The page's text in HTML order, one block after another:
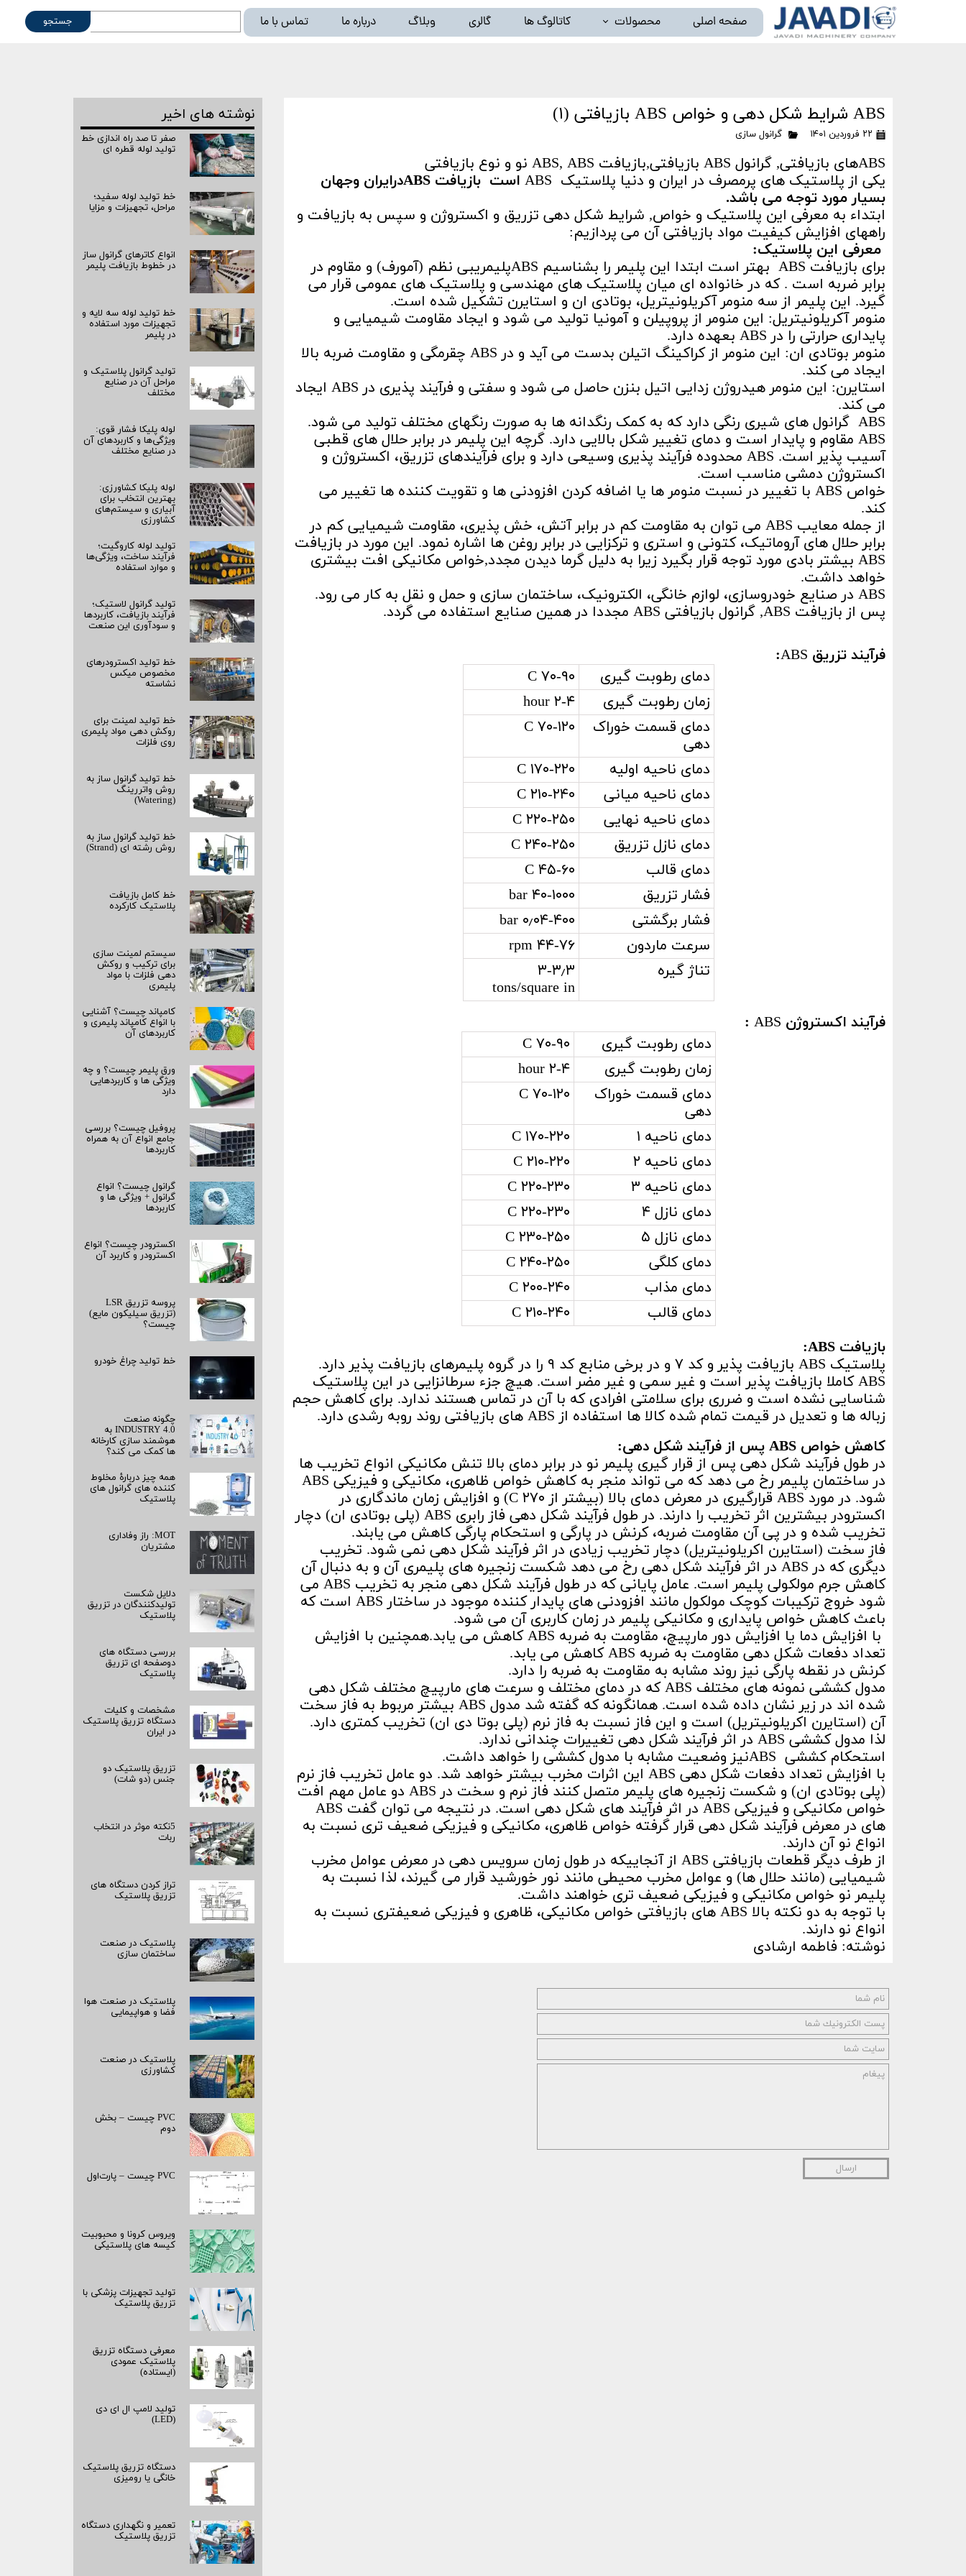
صفحه اصلی محصولات
خط شستشوی نایلون و تجهیزات وابسته
سیلندر و مارپیچ اکسترودر
سایر محصولات ( توقف تولید )
کاتالوگ ها گالری وبلاگ درباره ما تماس با ما جستجو
ABS شرایط شکل دهی و خواص ABS بازیافتی (۱)
۲۲ فروردین ۱۴۰۱ گرانول سازی
ABSهای بازیافتی, گرانول ABS بازیافتی,بازیافت ABS, ABS نو و نوع بازیافتی
یکی از پلاستیک های پرمصرف در ایران و دنیا پلاستیک ABS
است بازیافت ABSدرایران وجهان
بسیار مورد توجه می باشد.
ابتداء به معرفی این پلاستیک و خواص, شرایط شکل دهی تزریق و اکستروژن و سپس به بازیافت و
راههای افزایش کیفیت مواد بازیافتی آن می پردازیم:
معرفی این پلاستیک:
برای بازیافت ABS بهتر است ابتدا این پلیمر را بشناسیم ABSپلیمریبی نظم (آمورف) و مقاوم در
برابر ضربه است . که در خانواده ای میان پلاستیک های مهندسی و پلاستیک های عمومی قرار می
گیرد. این پلیمر از سه منومر آکریلونیتریل، بوتادی ان و استایرن تشکیل شده است.
منومر آکریلونیتریل: این منومر از پروپیلن و آمونیا تولید می شود و ایجاد مقاومت شیمیایی و
پایداری حرارتی را در ABS بعهده دارد.
منومر بوتادی ان: این منومر از کراکینگ اتیلن بدست می آید و در ABS چقرمگی و مقاومت ضربه بالا
ایجاد می کند.
استایرن: این منومر هیدروژن زدایی اتیل بنزن حاصل می شود و سفتی و فرآیند پذیری در ABS ایجاد
می کند.
ABS گرانول های شیری رنگی دارد که به کمک رنگدانه ها به صورت رنگهای مختلف تولید می شود.
ABS مقاوم و پایدار است و دمای تغییر شکل بالایی دارد. گرچه این پلیمر در برابر حلال های قطبی
آسیب پذیر است. ABS محدوده فرآیند پذیری وسیعی دارد و برای فرآیندهای تزریق، اکستروژن و
اکستروژن دمشی مناسب است.
خواص ABS با تغییر در نسبت منومر ها یا اضافه کردن افزودنی ها و تقویت کننده ها تغییر می
کند.
از جمله معایب ABS می توان به مقاومت کم در برابر آتش، خش پذیری، مقاومت شیمیایی کم در
برابر حلال های آروماتیک، کتونی و استری و ترکزایی در برابر روغن ها اشاره نمود. این مورد در بازیافت
ABS بیشتر بادی مورد توجه قرار بگیرد زیرا به دلیل گرما دیدن مجدد,خواص مکانیکی افت بیشتری
خواهد داشت.
ABS در صنایع خودروسازی، لوازم خانگی، الکترونیک، ساختمان سازی و حمل و نقل به کار می رود.
پس از بازیافت ABS, گرانول بازیافتی ABS مجددا در همین صنایع استفاده می گردد.
فرآیند تزریق
:
دمای رطوبت گیری
۷۰-۹۰ C
زمان رطوبت گیری
۲-۴ hour
دمای قسمت خوراک
دهی
۷۰-۱۲۰ C
دمای ناحیه اولیه
۱۷۰-۲۲۰ C
دمای ناحیه میانی
۲۱۰-۲۴۰ C
دمای ناحیه نهایی
۲۲۰-۲۵۰ C
دمای نازل تزریق
۲۴۰-۲۵۰ C
دمای قالب
۴۵-۶۰ C
فشار تزریق
۴۰-۱۰۰۰ bar
فشار برگشتی
۰٫۰۴-۴۰۰ bar
سرعت ماردون
۴۴-۷۶ rpm
تناژ گیره
۳-۳٫۳
tons/square in
فرآیند اکستروژن
:
دمای رطوبت گیری
۷۰-۹۰ C
زمان رطوبت گیری
۲-۴ hour
دمای قسمت خوراک
دهی
۷۰-۱۲۰ C
دمای ناحیه ۱
۱۷۰-۲۲۰ C
دمای ناحیه ۲
۲۱۰-۲۲۰ C
دمای ناحیه ۳
۲۲۰-۲۳۰ C
دمای نازل ۴
۲۲۰-۲۳۰ C
دمای نازل ۵
۲۳۰-۲۵۰ C
دمای کلگی
۲۴۰-۲۵۰ C
دمای مذاب
۲۰۰-۲۴۰ C
دمای قالب
۲۱۰-۲۴۰ C
بازیافت ABS
:
پلاستیک ABS بازیافت پذیر و کد ۷ و در برخی منابع کد ۹ را در گروه پلیمرهای بازیافت پذیر دارد.
ABS کاملا بازیافت پذیر است و غیر سمی و غیر مضر است. هیچ جزء سرطانزایی در این پلاستیک
شناسایی نشده است و ضرری برای سلامتی افرادی که با آن در تماس هستند ندارد. برای کاهش حجم
زباله ها و تعدیل در قیمت تمام شده کالا ها استفاده از ABS های بازیافتی روند روبه رشدی دارد.
کاهش خواص ABS پس از فرآیند شکل دهی:
در طول فرآیند شکل دهی پس از قرار گیری پلیمر نو در برابر دمای بالا تنش مکانیکی انواع تخریب ها
در ساختمان پلیمر رخ می دهد که می تواند منجر به کاهش خواص ظاهری، مکانیکی و فیزیکی ABS
شود. در مورد ABS قرارگیری در معرض دمای بالا (بیشتر از ۲۷۰ C) و افزایش زمان ماندگاری در
اکسترودر بیشترین اثر تخریب را دارند. در طول فرآیند شکل دهی فاز رابری ABS (پلی بوتادی ان) دچار
تخریب شده و در پی آن مقاومت ضربه، کرنش در پارگی و استحکام پارگی کاهش می یابند.
فاز سخت (استایرن اکریلونیتریل) دچار تخریب زیادی در اثر فرآیند شکل دهی نمی شود. تخریب
دیگری که در ABS در اثر فرآیند شکل دهی رخ می دهد شکست زنجیره های پلیمری آن و به دنبال آن
کاهش جرم مولکولی پلیمر است. عامل پایانی که در طول فرآیند شکل دهی منجر به تخریب ABS می
شود خروج ترکیبات کوچک مولکول مانند افزودنی های پایدار کننده موجود در ساختار ABS است که
باعث کاهش خواص پایداری و مکانیکی پلیمر در زمان کاربری آن می شود.
با افزایش دما یا افزایش دور مارپیچ، مقاومت به ضربه ABS کاهش می یابد.همچنین با افزایش
تعداد دفعات شکل دهی مقاومت به ضربه ABS کاهش می یابد.
کرنش در نقطه پارگی نیز روند مشابه به مقاومت به ضربه را دارد.
مدول کششی نمونه های مختلف ABS که در دمای مختلف و سرعت های مارپیچ مختلف شکل دهی
شده اند در زیر نشان داده شده است. همانگونه که گفته شد مدول ABS بیشتر مربوط به فاز سخت
آن (استایرن اکریلونیتریل) است و این فاز نسبت به فاز نرم (پلی بوتا دی ان) تخریب کمتری دارد.
لذا مدول کششی ABS در اثر فرآیند شکل دهی تغییرات چندانی ندارد.
استحکام کششی ABSنیز وضعیت مشابه با مدول کششی را خواهد داشت.
با افزایش تعداد دفعات شکل دهی ABS این اثرات مخرب بیشتر خواهد شد. دو عامل تخریب فاز نرم
(پلی بوتادی ان) و شکست زنجیره های پلیمر متصل کنند فاز نرم و سخت در ABS دو عامل مهم افت
خواص مکانیکی و فیزیکی ABS در اثر فرآیند های شکل دهی است. در نتیجه می توان گفت ABS
های در معرض فرآیند شکل دهی قرار گرفته خواص ظاهری، مکانیکی و فیزیکی ضعیف تری نسبت به
انواع نو آن دارند.
از طرف دیگر قطعات بازیافتی ABS از آنجاییکه در طول زمان سرویس دهی در معرض عوامل مخرب
شیمیایی (مانند حلال ها) و عوامل مخرب محیطی مانند نور خورشید قرار می گیرند، لذا نسبت به
پلیمر نو خواص مکانیکی و فیزیکی ضعیف تری خواهند داشت.
با توجه به دو نکته بالا ABS های بازیافتی خواص مکانیکی، ظاهری و فیزیکی ضعیفتری نسبت به
انواع نو دارند.
نوشته: فاطمه ارشادی
ارسال
نوشته های اخیر
صفر تا صد راه‌ اندازی خط
تولید لوله قطره ای
خط تولید لوله سفید؛
مراحل، تجهیزات و مزایا
انواع کاترهای گرانول ساز
در خطوط بازیافت پلیمر
خط تولید لوله سه لایه و
تجهیزات مورد استفاده
در پلیمر
تولید گرانول پلاستیک و
مراحل آن در صنایع
مختلف
لوله پلیکا فشار قوی:
ویژگی‌ها و کاربردهای آن
در صنایع مختلف
لوله پلیکا کشاورزی:
بهترین انتخاب برای
آبیاری و سیستم‌های
کشاورزی
تولید لوله کاروگیت؛
فرآیند ساخت، ویژگی‌ها
و موارد استفاده
تولید گرانول لاستیک؛
فرآیند بازیافت، کاربردها
و سودآوری این صنعت
خط تولید اکسترودرهای
مخصوص میکس
نشاسته
خط تولید لمینت برای
روکش‌ دهی مواد پلیمری
روی فلزات
خط تولید گرانول ساز به
روش واتررینگ
(Watering)
خط تولید گرانول ساز به
روش رشته‌ ای (Strand)
خط کامل بازیافت
پلاستیک کارکرده
سیستم لمینت‌ سازی
برای ترکیب و روکش‌
دهی فلزات با مواد
پلیمری
کامپاند چیست؟ آشنایی
با انواع کامپاند پلیمری و
کاربردهای آن
ورق پلیمر چیست؟ و چه
ویژگی ها و کاربردهایی
دارد
پروفیل چیست؟ بررسی
جامع انواع آن به همراه
کاربردها
گرانول چیست؟ انواع
گرانول + ویژگی ها و
کاربردها
اکسترودر چیست؟ انواع
اکسترودر و کاربرد آن
پروسه تزریق LSR
(تزریق سیلیکون مایع)
چیست؟
خط تولید چراغ خودرو
چگونه صنعت
INDUSTRY 4.0 به
هوشمند سازی کارخانه
ها کمک می کند؟
همه چیز دربارۀ مخلوط
کننده های گرانول های
پلاستیک
MOT: راز وفاداری
مشتریان
دلایل شکست
تولیدکنندگان در تزریق
پلاستیک
بررسی دستگاه های
دوصفحه ای تزریق
پلاستیک
مشخصات و کلیات
دستگاه تزریق پلاستیک
در ایران
تزریق پلاستیک دو
جنس (دو شات)
5نکته موثر در انتخاب
ربات
تراز کردن دستگاه های
تزریق پلاستیک
پلاستیک در صنعت
ساختمان سازی
پلاستیک در صنعت هوا
فضا و هواپیمایی
پلاستیک در صنعت
کشاورزی
PVC چیست – بخش
دوم
PVC چیست – پارت‌اول
ویروس کرونا و محبوبیت
کیسه­ های پلاستیکی
تولید تجهیزات پزشکی با
تزریق پلاستیک
معرفی دستگاه تزریق
پلاستیک عمودی
(ایستاده)
تولید لامپ ال ای دی
(LED)
دستگاه تزریق پلاستیک
خانگی یا رومیزی
تعمیر و نگهداری دستگاه
تزریق پلاستیک